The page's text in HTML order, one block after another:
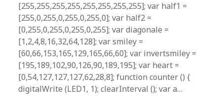
[255,255,255,255,255,255,255,255]; var half1 =
[255,0,255,0,255,0,255,0]; var half2 =
[0,255,0,255,0,255,0,255]; var diagonale =
[1,2,4,8,16,32,64,128]; var smiley =
[60,66,153,165,129,165,66,60]; var invertsmiley =
[195,189,102,90,126,90,189,195]; var heart =
[0,54,127,127,127,62,28,8]; function counter () {
digitalWrite (LED1, 1); clearInterval (); var a…